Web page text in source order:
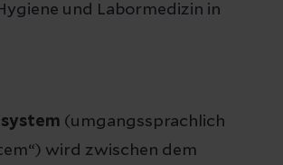
und Labormedizin in
(umgangssprachlich
wird zwischen dem